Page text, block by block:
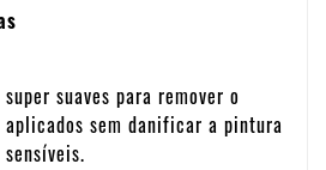
suaves para remover o
aplicados sem danificar a pintura